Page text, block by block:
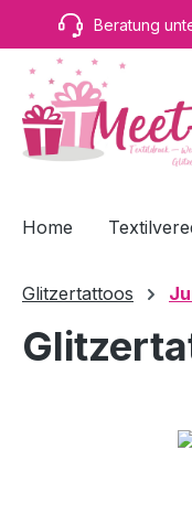
Hauptinhalt
Zur Suche springen
Zur Beratung
Home
Glitzertattoos
Bildergalerie